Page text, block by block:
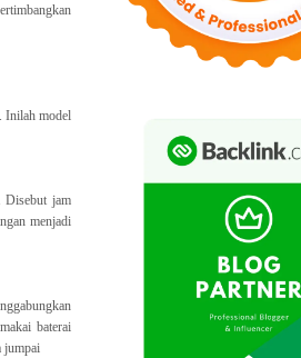
Inilah model
Disebut jam
menjadi
baterai
jumpai